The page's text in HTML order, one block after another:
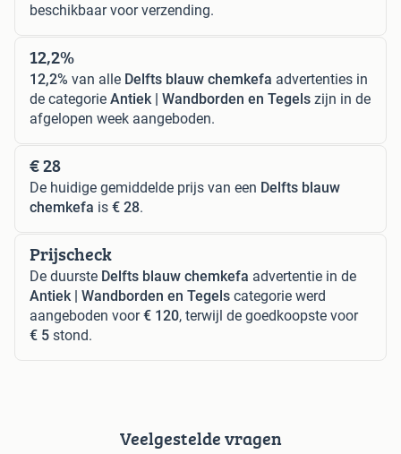
beschikbaar voor verzending.
12,2%
12,2% van alle Delfts blauw chemkefa advertenties in
de categorie Antiek | Wandborden en Tegels zijn in de
afgelopen week aangeboden.
€ 28
De huidige gemiddelde prijs van een Delfts blauw
chemkefa is € 28.
Prijscheck
De duurste Delfts blauw chemkefa advertentie in de
Antiek | Wandborden en Tegels categorie werd
aangeboden voor€ 120, terwijl de goedkoopste voor
€ 5 stond.
Veelgestelde vragen